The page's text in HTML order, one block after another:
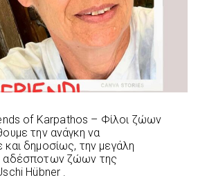
of Karpathos – Φίλοι ζώων
την ανάγκη να
και δημοσίως, την μεγάλη
αδέσποτων ζώων της
Hübner .